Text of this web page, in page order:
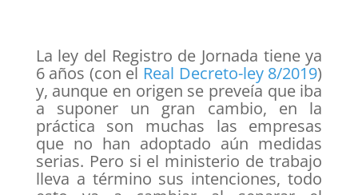
La ley del Registro de Jornada tiene ya
6 años (con el Real Decreto-ley 8/2019)
y, aunque en origen se preveía que iba
a suponer un gran cambio, en la
práctica son muchas las empresas
que no han adoptado aún medidas
serias. Pero si el ministerio de trabajo
lleva a término sus intenciones, todo